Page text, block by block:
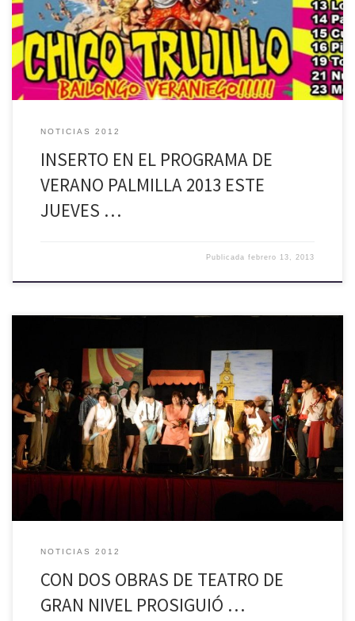
Trujillo. Ya está todo listo para dar comienzo al evento artístico más
importante de los últimos tiempos, que ofrece […]
NOTICIAS 2012
INSERTO EN EL PROGRAMA DE
VERANO PALMILLA 2013 ESTE
JUEVES …
Publicadafebrero 13, 2013
Con calurosos aplausos por parte del público asistente al Teatro
Municipal de Palmilla, se despidió el ciclo de teatro inserto en el
Programa de Verano 2013, que organiza la Municipalidad de Palmilla.
Las presentaciones de las obras de teatro, los días viernes y sábado
recién pasado, impulsada por la alcaldesa […]
NOTICIAS 2012
CON DOS OBRAS DE TEATRO DE
GRAN NIVEL PROSIGUIÓ …